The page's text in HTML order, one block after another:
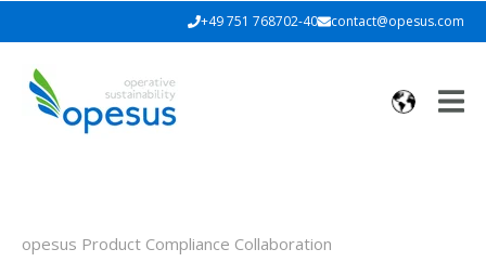
+49 751 768702-40 contact@opesus.com
opesus Product Compliance Collaboration